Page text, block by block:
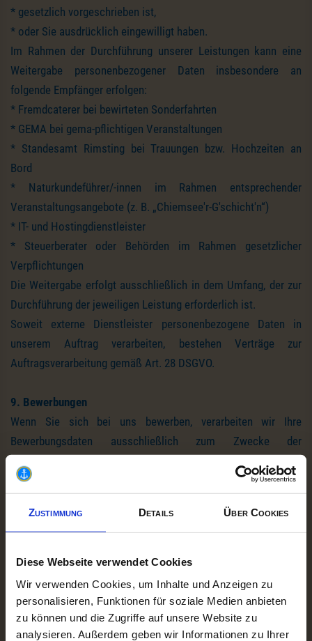
Zustimmung Details Über Cookies
Diese Webseite verwendet Cookies
Wir verwenden Cookies, um Inhalte und Anzeigen zu
personalisieren, Funktionen für soziale Medien anbieten
zu können und die Zugriffe auf unsere Website zu
analysieren. Außerdem geben wir Informationen zu Ihrer
* gesetzlich vorgeschrieben ist,
* oder Sie ausdrücklich eingewilligt haben.
Im Rahmen der Durchführung unserer Leistungen kann eine
Weitergabe personenbezogener Daten insbesondere an
folgende Empfänger erfolgen:
* Fremdcaterer bei bewirteten Sonderfahrten
* GEMA bei gema-pflichtigen Veranstaltungen
* Standesamt Rimsting bei Trauungen bzw. Hochzeiten an
Bord
* Naturkundeführer/-innen im Rahmen entsprechender
Veranstaltungsangebote (z. B. „Chiemsee'r-G'schicht'n“)
* IT- und Hostingdienstleister
* Steuerberater oder Behörden im Rahmen gesetzlicher
Verpflichtungen
Die Weitergabe erfolgt ausschließlich in dem Umfang, der zur
Durchführung der jeweiligen Leistung erforderlich ist.
Soweit externe Dienstleister personenbezogene Daten in
unserem Auftrag verarbeiten, bestehen Verträge zur
Auftragsverarbeitung gemäß Art. 28 DSGVO.
9. Bewerbungen
Wenn Sie sich bei uns bewerben, verarbeiten wir Ihre
Bewerbungsdaten ausschließlich zum Zwecke der
Hierbei können insbesondere folgende Daten verarbeitet
* Name
* Inhalt Ihrer Bewerbung
* Kommunikationsdaten
Rechtsgrundlagen sind Art. 6 Abs. 1 lit. b DSGVO sowie § 26
BDSG.
Ihre Daten werden grundsätzlich spätestens sechs Monate